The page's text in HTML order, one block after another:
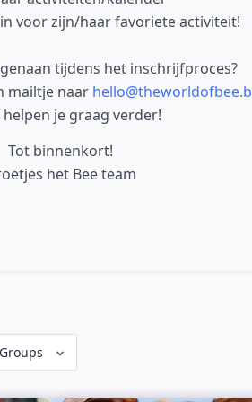
in voor zijn/haar favoriete activiteit!
tijdens het inschrijfproces?
mailtje naar
helpen je graag verder!
Tot binnenkort!
het Bee team
Groups